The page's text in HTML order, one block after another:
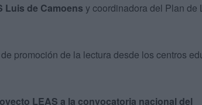
Luis de Camoens y coordinadora del Plan de
promoción de la lectura desde los centros
LEAS a la convocatoria nacional del